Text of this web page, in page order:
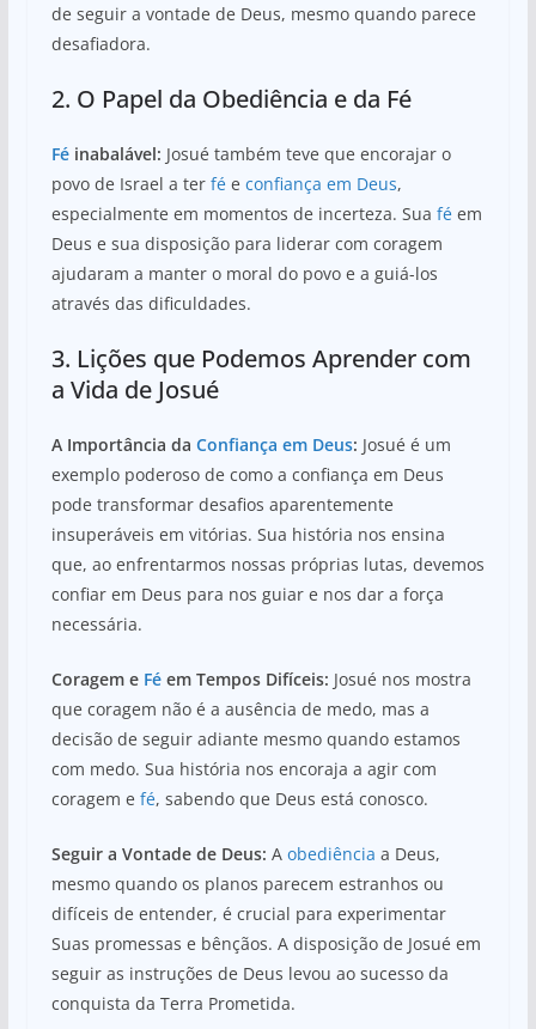
de seguir a vontade de Deus, mesmo quando parece
desafiadora.
2. O Papel da Obediência e da Fé
Féinabalável: Josué também teve que encorajar o
povo de Israel a ter fée confiança em Deus,
especialmente em momentos de incerteza. Sua féem
Deus e sua disposição para liderar com coragem
ajudaram a manter o moral do povo e a guiá-los
através das dificuldades.
3. Lições que Podemos Aprender com
a Vida de Josué
A Importância da Confiança em Deus: Josué é um
exemplo poderoso de como a confiança em Deus
pode transformar desafios aparentemente
insuperáveis em vitórias. Sua história nos ensina
que, ao enfrentarmos nossas próprias lutas, devemos
confiar em Deus para nos guiar e nos dar a força
necessária.
Coragem e Féem Tempos Difíceis: Josué nos mostra
que coragem não é a ausência de medo, mas a
decisão de seguir adiante mesmo quando estamos
com medo. Sua história nos encoraja a agir com
coragem e fé, sabendo que Deus está conosco.
Seguir a Vontade de Deus: A obediência a Deus,
mesmo quando os planos parecem estranhos ou
difíceis de entender, é crucial para experimentar
Suas promessas e bênçãos. A disposição de Josué em
seguir as instruções de Deus levou ao sucesso da
conquista da Terra Prometida.